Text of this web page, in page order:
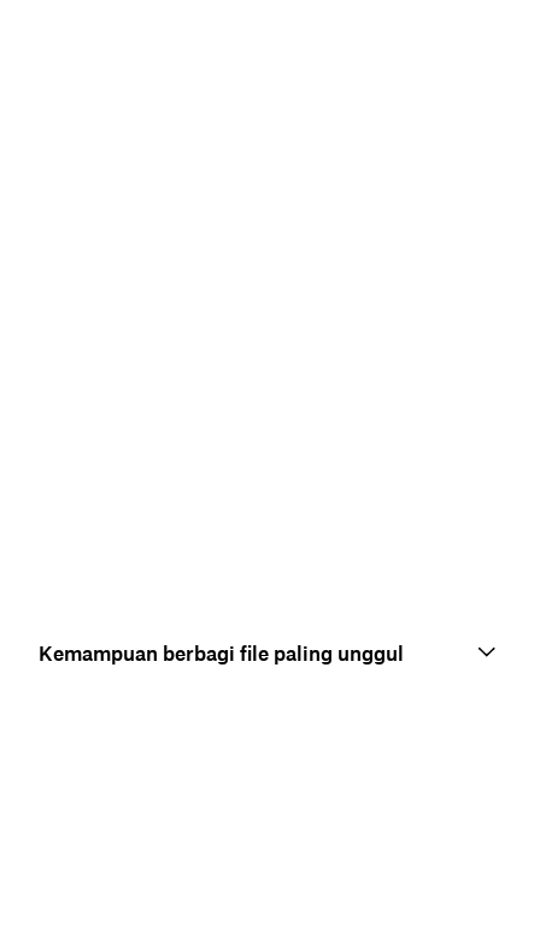
Kemampuan berbagi file paling unggul